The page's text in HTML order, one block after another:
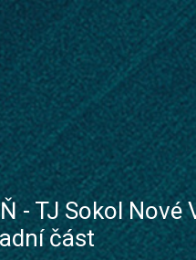
- TJ Sokol Nové
část